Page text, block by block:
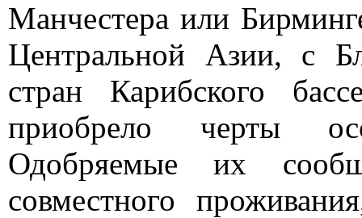
Манчестера или
Центральной Азии, с
стран Карибского
приобрело черты
Одобряемые их
совместного